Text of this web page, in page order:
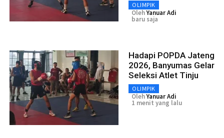
OLIMPIK
OlehYanuar Adi
baru saja
Hadapi POPDA Jateng
2026, Banyumas Gelar
Seleksi Atlet Tinju
OLIMPIK
OlehYanuar Adi
1 menit yang lalu